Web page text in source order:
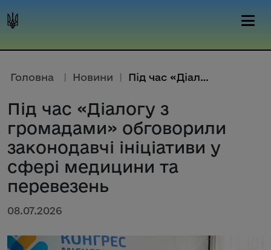
Головна | Новини | Під час «Діалогу з громадами» ...
Під час «Діалогу з
громадами» обговорили
законодавчі ініціативи у
сфері медицини та
перевезень
08.07.2026